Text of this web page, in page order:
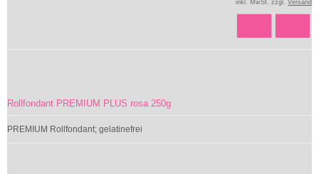
inkl. MwSt. zzgl. Versand
Rollfondant PREMIUM PLUS rosa 250g
PREMIUM Rollfondant; gelatinefrei